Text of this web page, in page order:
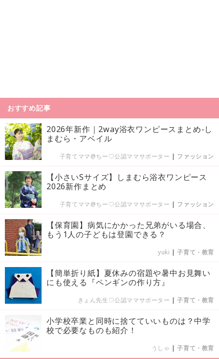
おすすめ記事
2026年新作｜2way浴衣ワンピースまとめ-し
まむら・アベイル
子育てママ@ちー♡公認ママサポーター | ファッション
【小さいSサイズ】しまむら浴衣ワンピース
2026新作まとめ
子育てママ@ちー♡公認ママサポーター | ファッション
【保育園】病気にかかった兄弟がいる場合、
もう1人の子どもは登園できる？
yuki |子育て・教育
【簡単折り紙】夏休みの宿題や暑中お見舞い
にも使える『ペンギンの作り方』
きょん先生♡公認ママサポーター |子育て・教育
小学校卒業と同時に捨てていいものは？中学
校で必要なものも紹介！
うしゃ |子育て・教育